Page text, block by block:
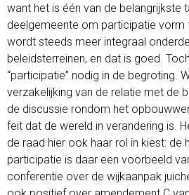
want het is één van de belangrijkste
deelgemeente om participatie vorm
wordt steeds meer integraal
beleidsterreinen, en dat is goed.
“participatie” nodig in de begroting.
verzakelijking van de relatie met de
de discussie rondom het
feit dat de wereld in verandering is.
de raad hier ook haar rol in kiest: de
participatie is daar een voorbeeld
conferentie over de wijkaanpak